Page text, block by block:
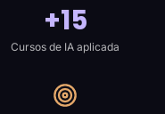
+15
Cursos de IA aplicada